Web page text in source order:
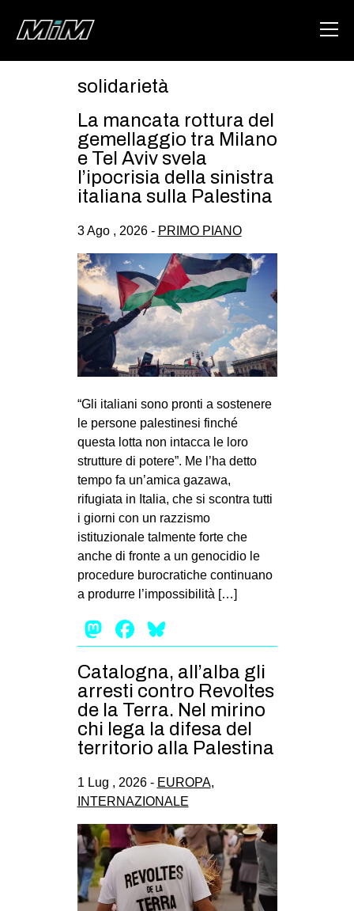
ABOUT
AREA
DEGENERAZIONE
GAZA FREESTYLE
CSOA LAMBRETTA
MSM
STUDENTI TSUNAMI
ZAM
MILANO
SPAZI
SPORT POPOLARE
MOVIMENTI
AMBIENTE
ANTIFASCISMO
DIRITTO ALL’ABITARE
PRECARIATO
REPRESSIONE
STUDENTI
CULTURE
ARTE
CINEMA
MANIFESTI
MUSICA
RECENSIONI
INTERNAZIONALE
solidarietà
La mancata rottura del
gemellaggio tra Milano
e Tel Aviv svela
l’ipocrisia della sinistra
italiana sulla Palestina
3 Ago , 2026 - PRIMO PIANO
“Gli italiani sono pronti a sostenere
le persone palestinesi finché
questa lotta non intacca le loro
strutture di potere”. Me l’ha detto
tempo fa un’amica gazawa,
rifugiata in Italia, che si scontra tutti
i giorni con un razzismo
istituzionale talmente forte che
anche di fronte a un genocidio le
procedure burocratiche continuano
a produrre l’impossibilità […]
Mastodon
Facebook
Catalogna, all’alba gli
arresti contro Revoltes
de la Terra. Nel mirino
chi lega la difesa del
territorio alla Palestina
1 Lug , 2026 - EUROPA,
INTERNAZIONALE